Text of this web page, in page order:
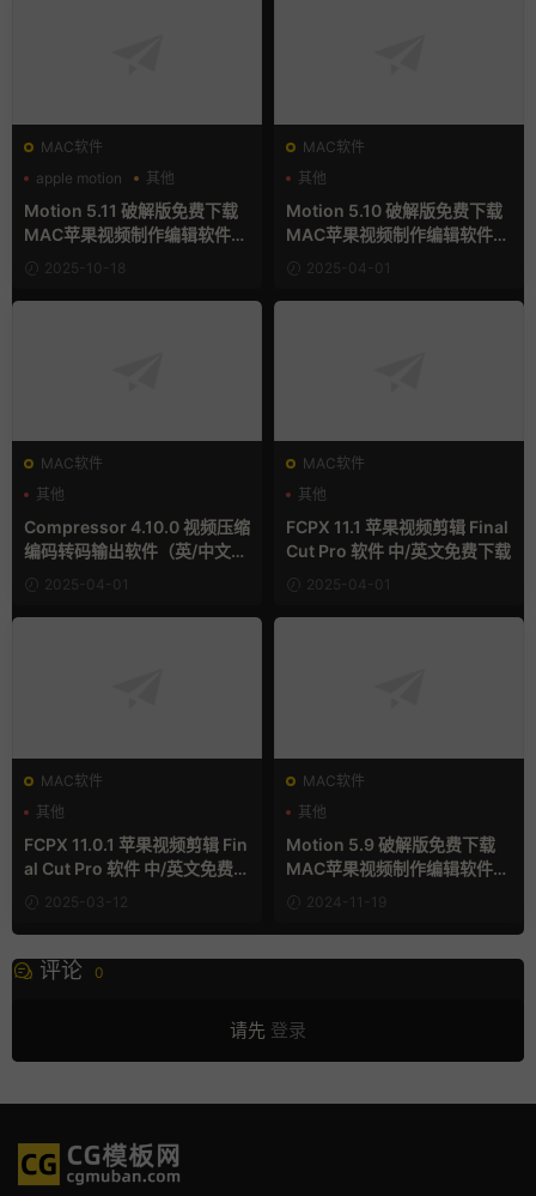
MAC软件
apple motion
其他
支持Intel+M芯片
Motion 5.11 破解版免费下载
MAC苹果视频制作编辑软件
2025-10-18
MAC软件
其他
Motion 5.10 破解版免费下载
MAC苹果视频制作编辑软件
2025-04-01
MAC软件
其他
Compressor 4.10.0 视频压缩
编码转码输出软件（英/中文
2025-04-01
MAC软件
其他
FCPX 11.1 苹果视频剪辑 Final
Cut Pro 软件 中/英文免费下载
2025-04-01
MAC软件
其他
FCPX 11.0.1 苹果视频剪辑 Fin
al Cut Pro 软件 中/英文免费下
2025-03-12
MAC软件
其他
Motion 5.9 破解版免费下载
MAC苹果视频制作编辑软件
2024-11-19
评论 0
请先 登录